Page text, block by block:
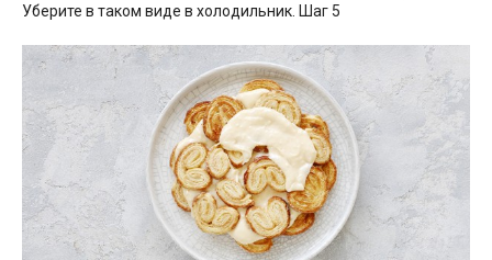
Уберите в таком виде в холодильник. Шаг 5